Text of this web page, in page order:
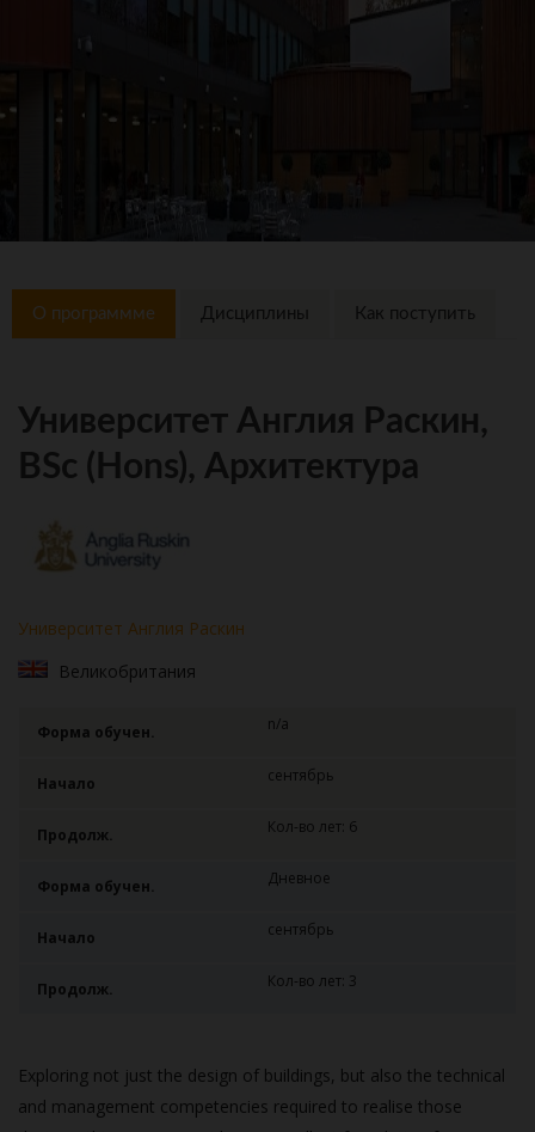
О программме Дисциплины Как поступить
Университет Англия Раскин,
BSc (Hons), Архитектура
Университет Англия Раскин
Великобритания
Форма обучен. n/a
Начало сентябрь
Продолж. Кол-во лет: 6
Форма обучен. Дневное
Начало сентябрь
Продолж. Кол-во лет: 3
Exploring not just the design of buildings, but also the technical
and management competencies required to realise those